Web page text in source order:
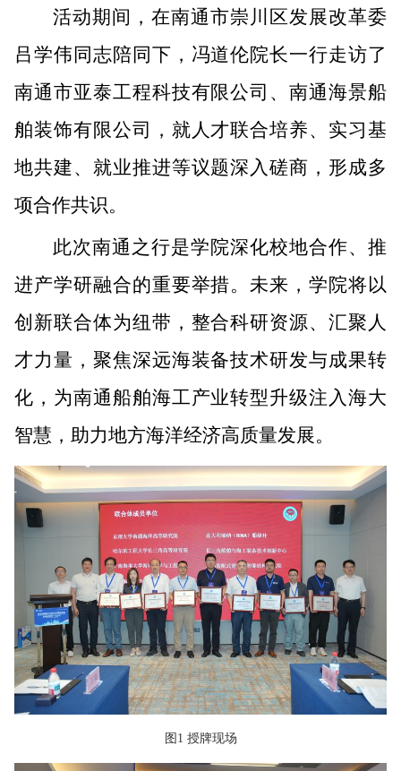
活动期间，在南通市崇川区发展改革委
吕学伟同志陪同下，冯道伦院长一行走访了
南通市亚泰工程科技有限公司、南通海景船
舶装饰有限公司，就人才联合培养、实习基
地共建、就业推进等议题深入磋商，形成多
项合作共识。
此次南通之行是学院深化校地合作、推
进产学研融合的重要举措。未来，学院将以
创新联合体为纽带，整合科研资源、汇聚人
才力量，聚焦深远海装备技术研发与成果转
化，为南通船舶海工产业转型升级注入海大
智慧，助力地方海洋经济高质量发展。
图1 授牌现场